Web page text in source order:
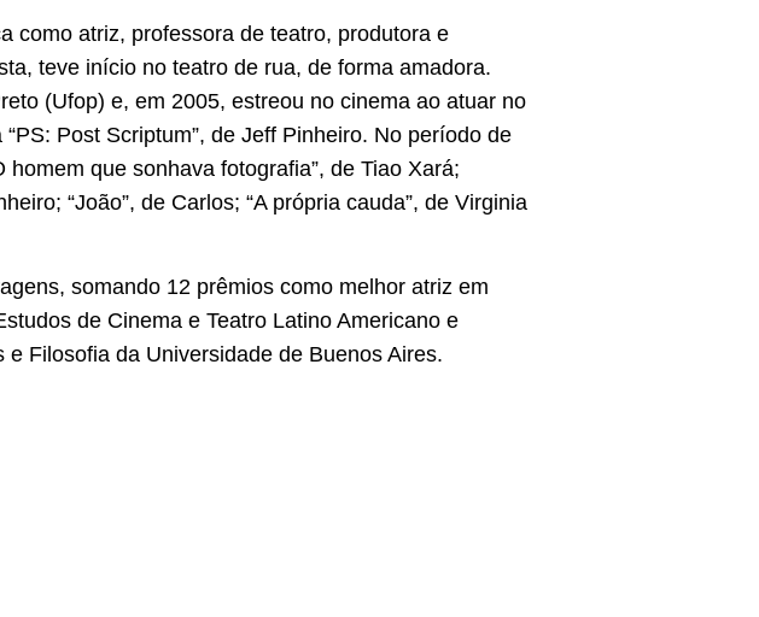
como atriz, professora de teatro, produtora e
teve início no teatro de rua, de forma amadora.
(Ufop) e, em 2005, estreou no cinema ao atuar no
Post Scriptum”, de Jeff Pinheiro. No período de
que sonhava fotografia”, de Tiao Xará;
“João”, de Carlos; “A própria cauda”, de Virginia
somando 12 prêmios como melhor atriz em
de Cinema e Teatro Latino Americano e
Filosofia da Universidade de Buenos Aires.